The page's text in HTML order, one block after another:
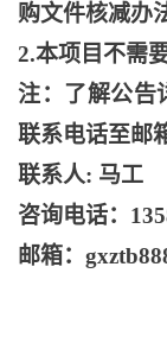
购文件核减办
2.本项目不需
注：了解公告
联系电话至邮
联系人: 马工
咨询电话：
邮箱：